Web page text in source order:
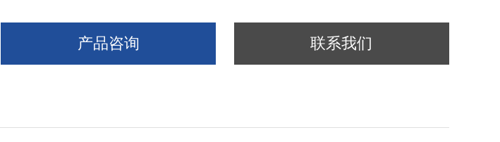
产品咨询 联系我们